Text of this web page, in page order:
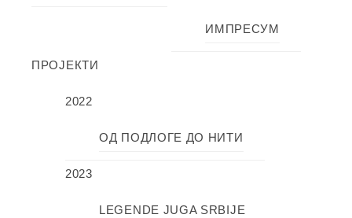
ИМПРЕСУМ
ПРОЈЕКТИ
2022
ОД ПОДЛОГЕ ДО НИТИ
2023
LEGENDE JUGA SRBIJE